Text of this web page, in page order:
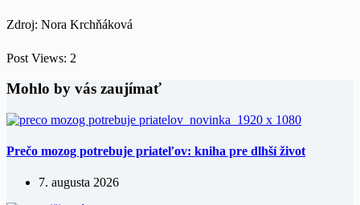
Zdroj: Nora Krchňáková
Post Views: 2
Mohlo by vás zaujímať
Prečo mozog potrebuje priateľov: kniha pre dlhší život
7. augusta 2026